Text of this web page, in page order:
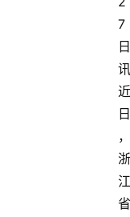
7
日
讯
近
日
，
浙
江
省